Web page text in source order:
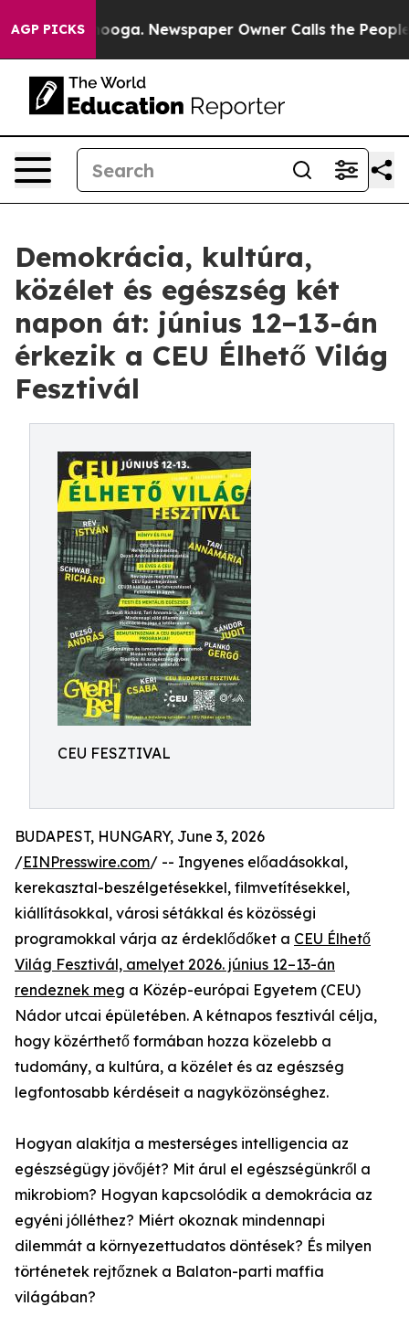
AGP PICKS Newspaper Owner Calls the People
Demokrácia, kultúra,
közélet és egészség két
napon át: június 12–13-án
érkezik a CEU Élhető Világ
Fesztivál
CEU FESZTIVAL
BUDAPEST, HUNGARY, June 3, 2026
/EINPresswire.com/ -- Ingyenes előadásokkal,
kerekasztal-beszélgetésekkel, filmvetítésekkel,
kiállításokkal, városi sétákkal és közösségi
programokkal várja az érdeklődőket a CEU Élhető
Világ Fesztivál, amelyet 2026. június 12–13-án
rendeznek meg a Közép-európai Egyetem (CEU)
Nádor utcai épületében. A kétnapos fesztivál célja,
hogy közérthető formában hozza közelebb a
tudomány, a kultúra, a közélet és az egészség
legfontosabb kérdéseit a nagyközönséghez.
Hogyan alakítja a mesterséges intelligencia az
egészségügy jövőjét? Mit árul el egészségünkről a
mikrobiom? Hogyan kapcsolódik a demokrácia az
egyéni jólléthez? Miért okoznak mindennapi
dilemmát a környezettudatos döntések? És milyen
történetek rejtőznek a Balaton-parti maffia
világában?